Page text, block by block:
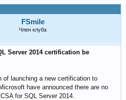
FSmile
Член клуба
Server 2014 certification be
of launching a new certification to
have announced there are no
for SQL Server 2014.